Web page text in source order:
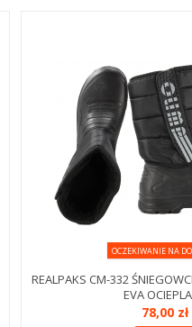
OCZEKIWANIE NA
REALPAKS CM-332
EVA
78,00 zł